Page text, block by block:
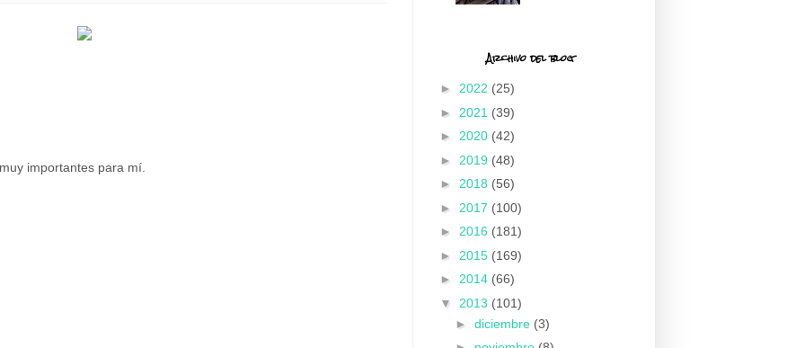
importantes para mí.
Archivo del blog
► 2022 (25)
► 2021 (39)
► 2020 (42)
► 2019 (48)
► 2018 (56)
► 2017 (100)
► 2016 (181)
► 2015 (169)
► 2014 (66)
▼ 2013 (101)
► diciembre (3)